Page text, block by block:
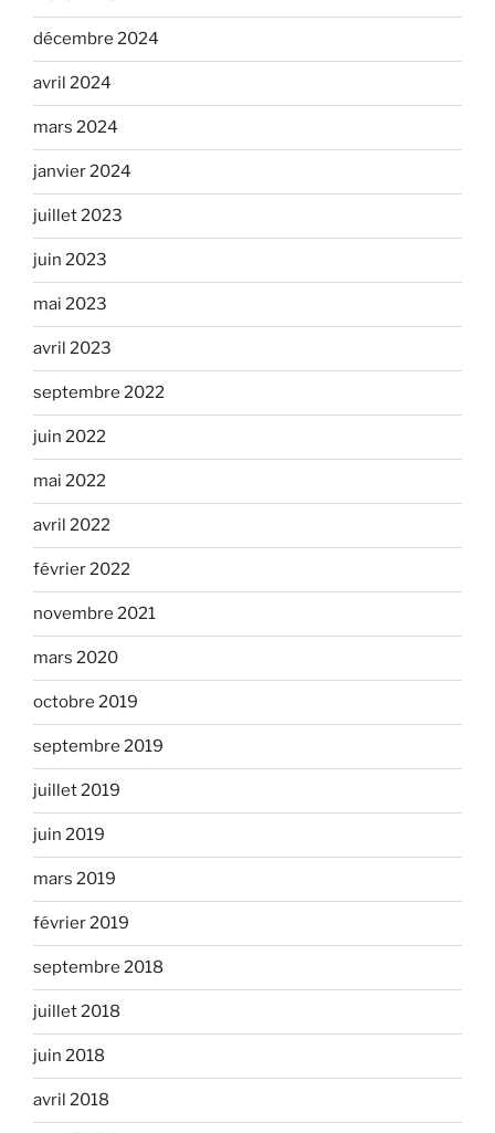
décembre 2024
avril 2024
mars 2024
janvier 2024
juillet 2023
juin 2023
mai 2023
avril 2023
septembre 2022
juin 2022
mai 2022
avril 2022
février 2022
novembre 2021
mars 2020
octobre 2019
septembre 2019
juillet 2019
juin 2019
mars 2019
février 2019
septembre 2018
juillet 2018
juin 2018
avril 2018